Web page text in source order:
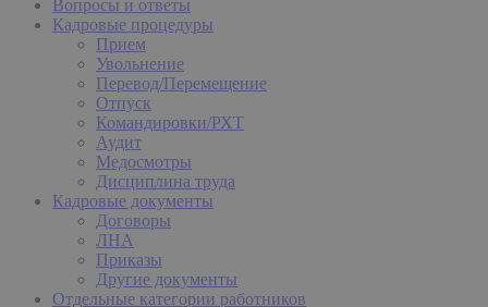
Вопросы и ответы
Кадровые процедуры
Прием
Увольнение
Перевод/Перемещение
Отпуск
Командировки/РХТ
Аудит
Медосмотры
Дисциплина труда
Кадровые документы
Договоры
ЛНА
Приказы
Другие документы
Отдельные категории работников